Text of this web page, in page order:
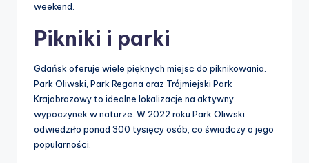
weekend.
Pikniki i parki
Gdańsk oferuje wiele pięknych miejsc do piknikowania.
Park Oliwski, Park Regana oraz Trójmiejski Park
Krajobrazowy to idealne lokalizacje na aktywny
wypoczynek w naturze. W 2022 roku Park Oliwski
odwiedziło ponad 300 tysięcy osób, co świadczy o jego
popularności.